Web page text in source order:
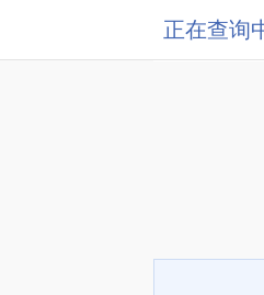
正在查询